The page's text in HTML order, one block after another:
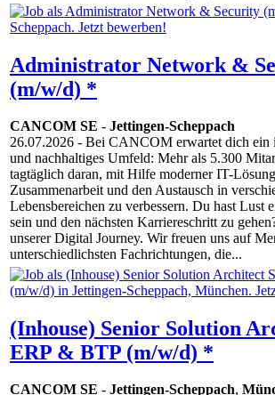
Administrator Network &
(m/w/d) *
CANCOM SE - Jettingen-Scheppach
26.07.2026 - Bei CANCOM erwartet dich ein
und nachhaltiges Umfeld: Mehr als 5.300
tagtäglich daran, mit Hilfe moderner IT-
Zusammenarbeit und den Austausch in
Lebensbereichen zu verbessern. Du hast Lust
sein und den nächsten Karriereschritt zu
unserer Digital Journey. Wir freuen uns auf
unterschiedlichsten Fachrichtungen, die...
(Inhouse) Senior Solution
ERP & BTP (m/w/d) *
CANCOM SE - Jettingen-Scheppach,